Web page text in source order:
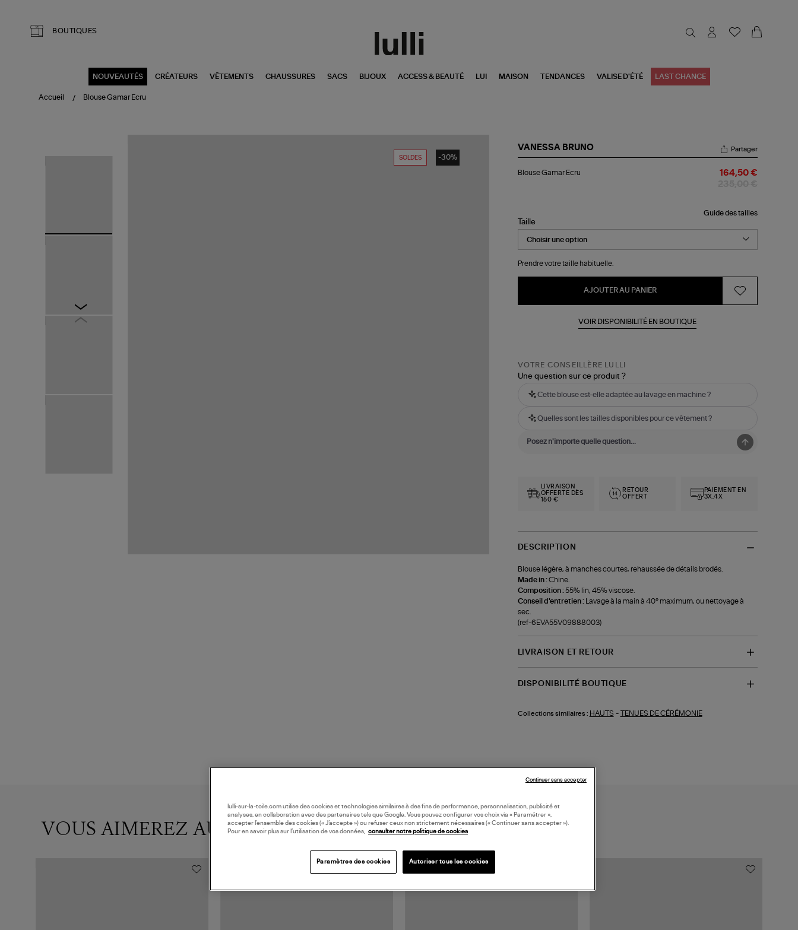
BOUTIQUES
NOUVEAUTÉS CRÉATEURS VÊTEMENTS CHAUSSURES SACS BIJOUX ACCESS & BEAUTÉ LUI MAISON TENDANCES VALISE D'ÉTÉ LAST CHANCE
Accueil Blouse Gamar Ecru
SOLDES -30%
VANESSA BRUNO
Gamar
Partager
Blouse Gamar Ecru 164,50 €
Guide des tailles
Taille
Prendre votre taille habituelle.
AJOUTER AU PANIER
VOIR DISPONIBILITÉ EN BOUTIQUE
VOTRE CONSEILLÈRE LULLI
Une question sur ce produit ?
Cette blouse est-elle adaptée au lavage en machine ?
Quelles sont les tailles disponibles pour ce vêtement ?
LIVRAISON
OFFERTE DÈS
150 €
RETOUR
OFFERT
PAIEMENT EN
3X,4X
DESCRIPTION
Blouse légère, à manches courtes, rehaussée de détails brodés.
Made in :Chine.
Composition :55% lin, 45% viscose.
Conseil d'entretien :
Lavage à la main à 40° maximum, ou nettoyage à
sec.
(ref-6EVA55V09888003)
LIVRAISON ET RETOUR
DISPONIBILITÉ BOUTIQUE
Collections similaires : HAUTS - TENUES DE CÉRÉMONIE
VOUS AIMEREZ AUSSI
lulli-sur-la-toile.com utilise des cookies et technologies similaires à des fins de performance, personnalisation, publicité et
analyses, en collaboration avec des partenaires tels que Google. Vous pouvez configurer vos choix via « Paramétrer »,
accepter l’ensemble des cookies (« J’accepte ») ou refuser ceux non strictement nécessaires (« Continuer sans accepter »).
Pour en savoir plus sur l’utilisation de vos données, consulter notre politique de cookies
Paramètres des cookies Autoriser tous les cookies
Continuer sans accepter